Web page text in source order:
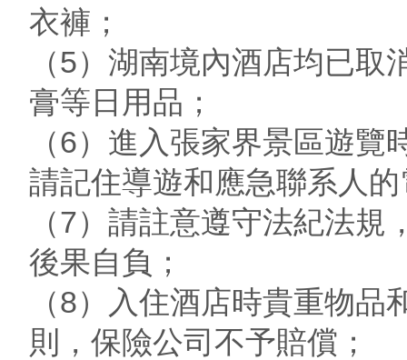
衣褲；
（5）湖南境內酒店均已
膏等日用品；
（6）進入張家界景區遊
請記住導遊和應急聯系人
（7）請註意遵守法紀法
後果自負；
（8）入住酒店時貴重物
則，保險公司不予賠償；